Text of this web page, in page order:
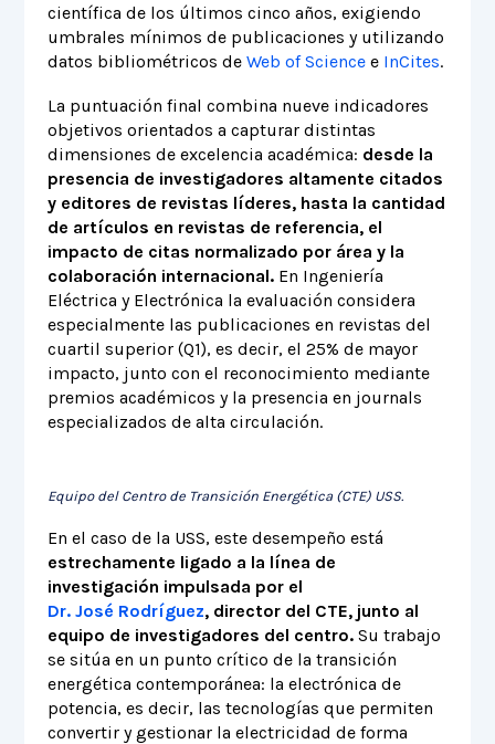
científica de los últimos cinco años, exigiendo
umbrales mínimos de publicaciones y utilizando
datos bibliométricos de Web of Sciencee InCites.
La puntuación final combina nueve indicadores
objetivos orientados a capturar distintas
dimensiones de excelencia académica: desde la
presencia de investigadores altamente citados
y editores de revistas líderes, hasta la cantidad
de artículos en revistas de referencia, el
impacto de citas normalizado por área y la
colaboración internacional.En Ingeniería
Eléctrica y Electrónica la evaluación considera
especialmente las publicaciones en revistas del
cuartil superior (Q1), es decir, el 25% de mayor
impacto, junto con el reconocimiento mediante
premios académicos y la presencia en journals
especializados de alta circulación.
Equipo del Centro de Transición Energética (CTE) USS.
En el caso de la USS, este desempeño está
estrechamente ligado a la línea de
investigación impulsada por el
Dr. José Rodríguez, director del CTE, junto al
equipo de investigadores del centro.Su trabajo
se sitúa en un punto crítico de la transición
energética contemporánea: la electrónica de
potencia, es decir, las tecnologías que permiten
convertir y gestionar la electricidad de forma